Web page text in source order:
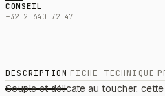
CONSEIL
+32 2 640 72 47
DESCRIPTION FICHE TECHNIQUE
Souple et délicate au toucher,